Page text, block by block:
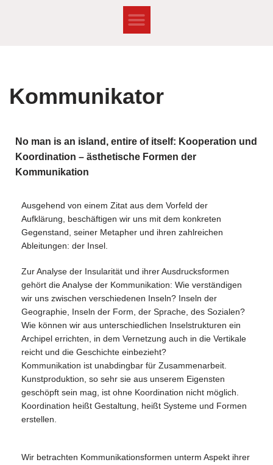
Kommunikator
No man is an island, entire of itself: Kooperation und
Koordination – ästhetische Formen der
Kommunikation
Ausgehend von einem Zitat aus dem Vorfeld der
Aufklärung, beschäftigen wir uns mit dem konkreten
Gegenstand, seiner Metapher und ihren zahlreichen
Ableitungen: der Insel.
Zur Analyse der Insularität und ihrer Ausdrucksformen
gehört die Analyse der Kommunikation: Wie verständigen
wir uns zwischen verschiedenen Inseln? Inseln der
Geographie, Inseln der Form, der Sprache, des Sozialen?
Wie können wir aus unterschiedlichen Inselstrukturen ein
Archipel errichten, in dem Vernetzung auch in die Vertikale
reicht und die Geschichte einbezieht?
Kommunikation ist unabdingbar für Zusammenarbeit.
Kunstproduktion, so sehr sie aus unserem Eigensten
geschöpft sein mag, ist ohne Koordination nicht möglich.
Koordination heißt Gestaltung, heißt Systeme und Formen
erstellen.
Wir betrachten Kommunikationsformen unterm Aspekt ihrer